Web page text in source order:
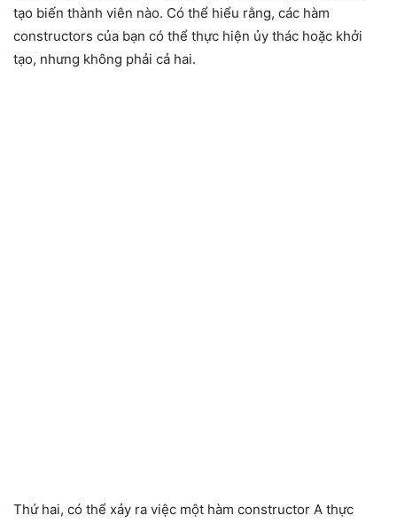
tạo biến thành viên nào. Có thể hiểu rằng, các hàm
constructors của bạn có thể thực hiện ủy thác hoặc khởi
tạo, nhưng không phải cả hai.
Thứ hai, có thể xảy ra việc một hàm constructor A thực